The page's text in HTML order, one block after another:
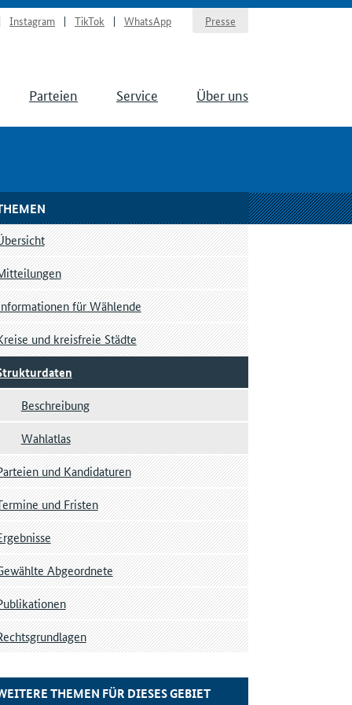
Instagram TikTok WhatsApp Presse
Parteien Service Über uns
für Wählende
und kreisfreie Städte
Beschreibung
Wahlatlas
und Kandidaturen
und Fristen
Abgeordnete
THEMEN FÜR DIESES GEBIET